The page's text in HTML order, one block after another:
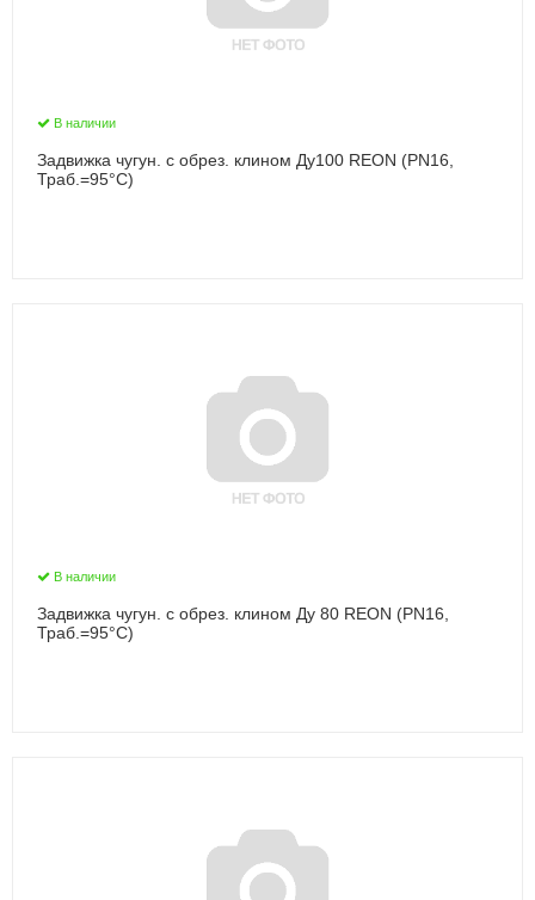
В наличии
Задвижка чугун. с обрез. клином Ду100 REON (PN16,
Траб.=95°С)
В наличии
Задвижка чугун. с обрез. клином Ду 80 REON (PN16,
Траб.=95°С)